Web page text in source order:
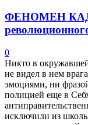
ФЕНОМЕН
0
Никто в
не видел в нем
эмоциями, ни
полицией еще в
исключили из